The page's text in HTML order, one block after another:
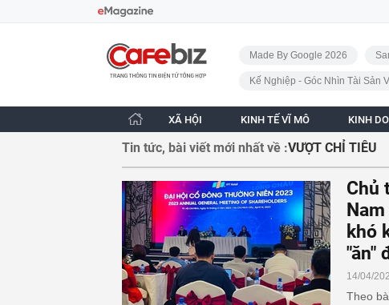
CafeBiz - Trang chủ
Made By Google 2026
Kế Nghiệp - Góc Nhìn Tài Sản
XÃ HỘI KINH TẾ VĨ MÔ KINH
Tin tức, bài viết mới nhất về :VƯỢT CHỈ TIÊU
Chủ
khó
"ăn"
14/04/
Theo